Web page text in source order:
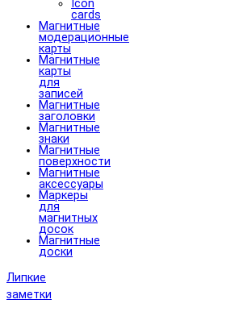
Icon
cards
Магнитные
модерационные
карты
Магнитные
карты
для
записей
Магнитные
заголовки
Магнитные
знаки
Магнитные
поверхности
Магнитные
аксессуары
Маркеры
для
магнитных
досок
Магнитные
доски
Липкие
заметки